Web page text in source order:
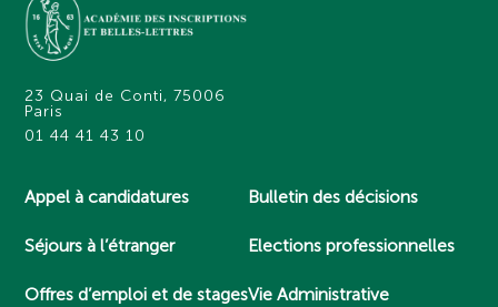
23 Quai de Conti, 75006
Paris
01 44 41 43 10
Appel à candidatures
Séjours à l’étranger
Offres d’emploi et de stages
Bulletin des décisions
Elections professionnelles
Vie Administrative